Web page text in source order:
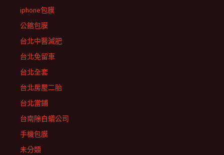
iphone包膜
公館包膜
台北中醫減肥
台北免留車
台北全套
台北房屋二胎
台北當鋪
台南除白蟻公司
手機包膜
未分類